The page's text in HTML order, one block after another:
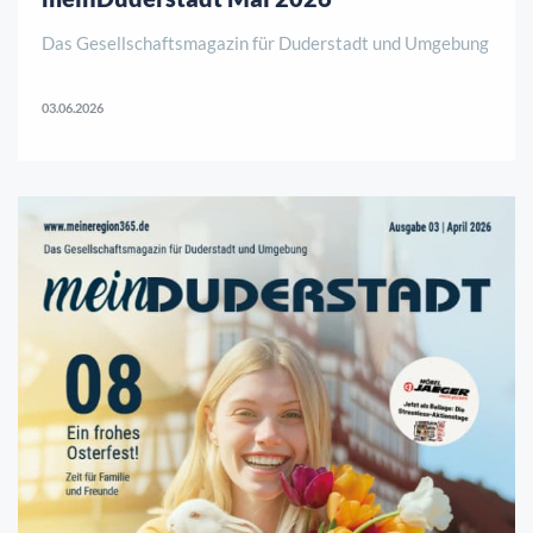
Das Gesellschaftsmagazin für Duderstadt und Umgebung
03.06.2026